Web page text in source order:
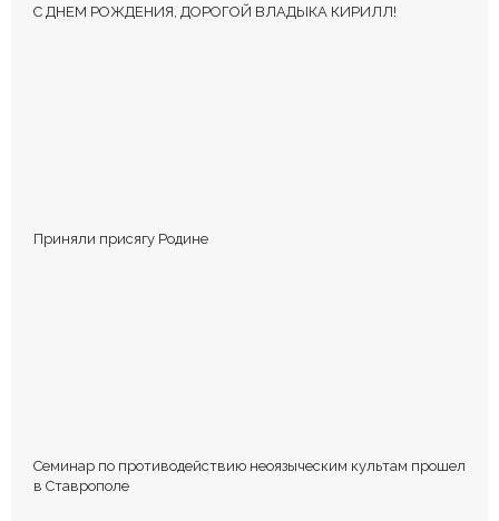
С ДНЕМ РОЖДЕНИЯ, ДОРОГОЙ ВЛАДЫКА КИРИЛЛ!
Приняли присягу Родине
Семинар по противодействию неоязыческим культам прошел
в Ставрополе